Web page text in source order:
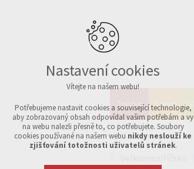
Zprávy Sport
Nastavení cookies
Vítejte na našem webu!
Potřebujeme nastavit cookies a související technologie,
aby zobrazovaný obsah odpovídal vašim potřebám a vy
na webu nalezli přesně to, co potřebujete. Soubory
cookies používané na našem webu nikdy neslouží ke
zjišťování totožnosti uživatelů stránek.